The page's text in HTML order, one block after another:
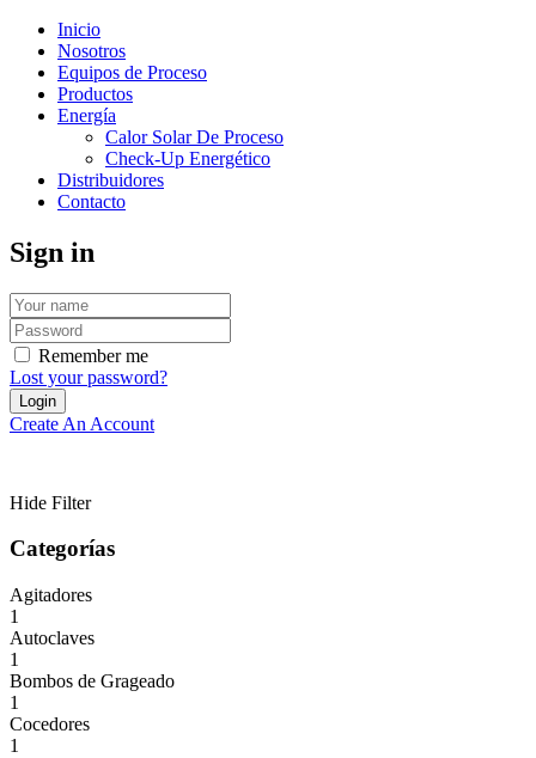
Inicio
Nosotros
Equipos de Proceso
Productos
Energía
Calor Solar De Proceso
Check-Up Energético
Distribuidores
Contacto
Sign in
Remember me
Lost your password?
Create An Account
Hide Filter
Categorías
Agitadores
1
Autoclaves
1
Bombos de Grageado
1
Cocedores
1